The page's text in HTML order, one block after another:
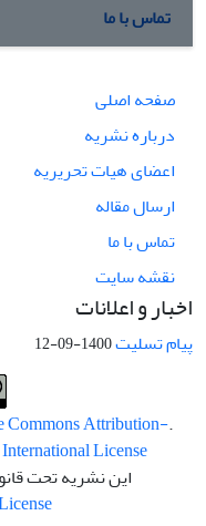
تماس با ما
صفحه اصلی
درباره نشریه
اعضای هیات تحریریه
ارسال مقاله
تماس با ما
نقشه سایت
اخبار و اعلانات
پیام تسلیت1400-09-12
.This work is licensed under a
Commons Attribution-
License
این نشریه تحت